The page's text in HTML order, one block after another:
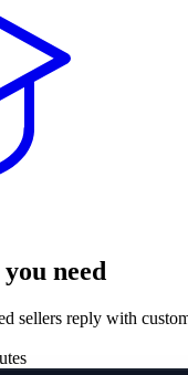
need
sellers reply with